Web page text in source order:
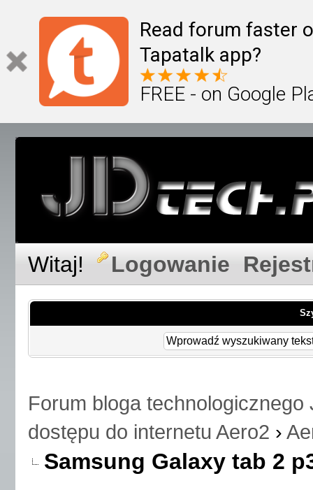
Read forum faster
Tapatalk app?
FREE - on Google
Witaj! Logowanie
Forum bloga technologicznego
dostępu do internetu Aero2 ›
Samsung Galaxy tab 2